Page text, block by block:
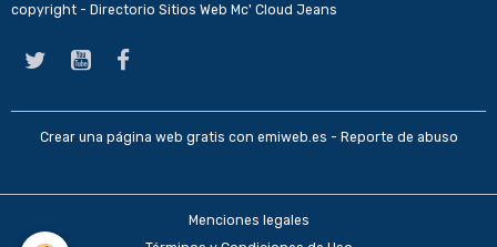
copyright - Directorio Sitios Web Mc' Cloud Jeans
Crear una página web gratis con emiweb.es - Reporte de abuso
Menciones legales